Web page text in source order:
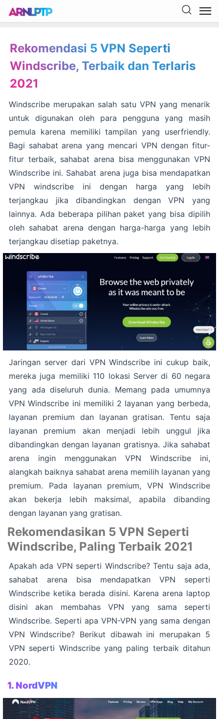
Rekomendasi 5 VPN Seperti
Windscribe, Terbaik dan Terlaris
2021
Windscribe merupakan salah satu VPN yang menarik
untuk digunakan oleh para pengguna yang masih
pemula karena memiliki tampilan yang userfriendly.
Bagi sahabat arena yang mencari VPN dengan fitur-
fitur terbaik, sahabat arena bisa menggunakan VPN
Windscribe ini. Sahabat arena juga bisa mendapatkan
VPN windscribe ini dengan harga yang lebih
terjangkau jika dibandingkan dengan VPN yang
lainnya. Ada beberapa pilihan paket yang bisa dipilih
oleh sahabat arena dengan harga-harga yang lebih
terjangkau disetiap paketnya.
Jaringan server dari VPN Windscribe ini cukup baik,
mereka juga memiliki 110 lokasi Server di 60 negara
yang ada diseluruh dunia. Memang pada umumnya
VPN Windscribe ini memiliki 2 layanan yang berbeda,
layanan premium dan layanan gratisan. Tentu saja
layanan premium akan menjadi lebih unggul jika
dibandingkan dengan layanan gratisnya. Jika sahabat
arena ingin menggunakan VPN Windscribe ini,
alangkah baiknya sahabat arena memilih layanan yang
premium. Pada layanan premium, VPN Windscribe
akan bekerja lebih maksimal, apabila dibanding
dengan layanan yang gratisan.
Rekomendasikan 5 VPN Seperti
Windscribe, Paling Terbaik 2021
Apakah ada VPN seperti Windscribe? Tentu saja ada,
sahabat arena bisa mendapatkan VPN seperti
Windscribe ketika berada disini. Karena arena laptop
disini akan membahas VPN yang sama seperti
Windscribe. Seperti apa VPN-VPN yang sama dengan
VPN Windscribe? Berikut dibawah ini merupakan 5
VPN seperti Windscribe yang paling terbaik ditahun
2020.
1. NordVPN